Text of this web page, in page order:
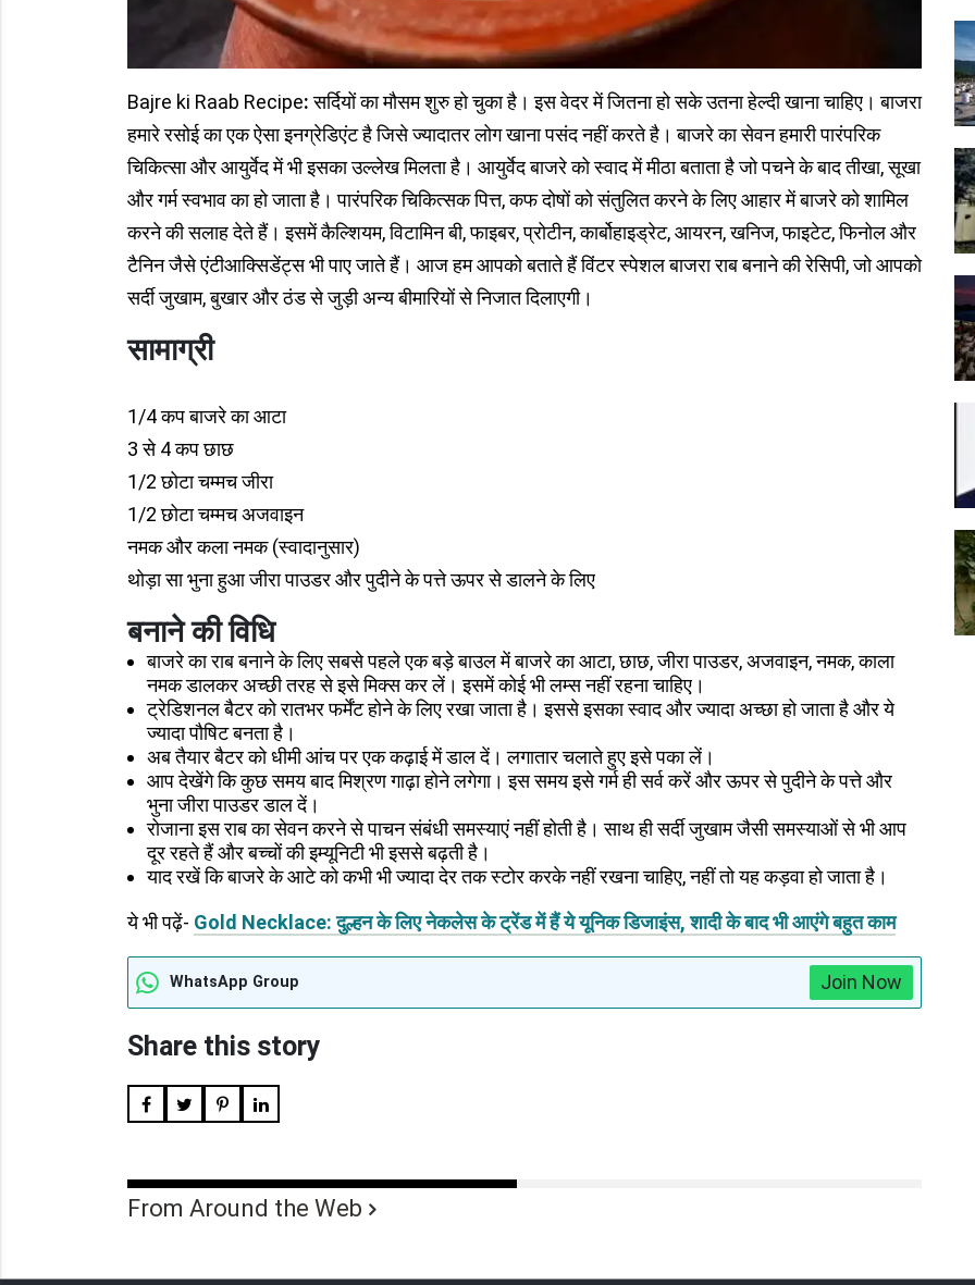
Bajre ki Raab Recipe:सर्दियों का मौसम शुरु हो चुका है। इस वेदर में जितना हो सके उतना हेल्दी खाना चाहिए। बाजरा
हमारे रसोई का एक ऐसा इनग्रेडिएंट है जिसे ज्यादातर लोग खाना पसंद नहीं करते है। बाजरे का सेवन हमारी पारंपरिक
चिकित्सा और आयुर्वेद में भी इसका उल्लेख मिलता है। आयुर्वेद बाजरे को स्वाद में मीठा बताता है जो पचने के बाद तीखा, सूखा
और गर्म स्वभाव का हो जाता है। पारंपरिक चिकित्सक पित्त, कफ दोषों को संतुलित करने के लिए आहार में बाजरे को शामिल
करने की सलाह देते हैं। इसमें कैल्शियम, विटामिन बी, फाइबर, प्रोटीन, कार्बोहाइड्रेट, आयरन, खनिज, फाइटेट, फिनोल और
टैनिन जैसे एंटीआक्सिडेंट्स भी पाए जाते हैं। आज हम आपको बताते हैं विंटर स्पेशल बाजरा राब बनाने की रेसिपी, जो आपको
सर्दी जुखाम, बुखार और ठंड से जुड़ी अन्य बीमारियों से निजात दिलाएगी।
सामाग्री
1/4 कप बाजरे का आटा
3 से 4 कप छाछ
1/2 छोटा चम्मच जीरा
1/2 छोटा चम्मच अजवाइन
नमक और कला नमक (स्वादानुसार)
थोड़ा सा भुना हुआ जीरा पाउडर और पुदीने के पत्ते ऊपर से डालने के लिए
बनाने की विधि
बाजरे का राब बनाने के लिए सबसे पहले एक बड़े बाउल में बाजरे का आटा, छाछ, जीरा पाउडर, अजवाइन, नमक, काला
नमक डालकर अच्छी तरह से इसे मिक्स कर लें। इसमें कोई भी लम्स नहीं रहना चाहिए।
ट्रेडिशनल बैटर को रातभर फर्मेंट होने के लिए रखा जाता है। इससे इसका स्वाद और ज्यादा अच्छा हो जाता है और ये
ज्यादा पौषिट बनता है।
अब तैयार बैटर को धीमी आंच पर एक कढ़ाई में डाल दें। लगातार चलाते हुए इसे पका लें।
आप देखेंगे कि कुछ समय बाद मिश्रण गाढ़ा होने लगेगा। इस समय इसे गर्म ही सर्व करें और ऊपर से पुदीने के पत्ते और
भुना जीरा पाउडर डाल दें।
रोजाना इस राब का सेवन करने से पाचन संबंधी समस्याएं नहीं होती है। साथ ही सर्दी जुखाम जैसी समस्याओं से भी आप
दूर रहते हैं और बच्चों की इम्यूनिटी भी इससे बढ़ती है।
याद रखें कि बाजरे के आटे को कभी भी ज्यादा देर तक स्टोर करके नहीं रखना चाहिए, नहीं तो यह कड़वा हो जाता है।
ये भी पढ़ें- Gold Necklace: दुल्हन के लिए नेकलेस के ट्रेंड में हैं ये यूनिक डिजाइंस, शादी के बाद भी आएंगे बहुत काम
WhatsApp Group Join Now
Share this story
From Around the Web